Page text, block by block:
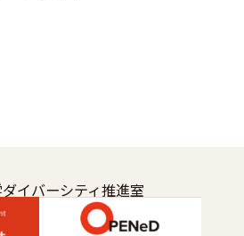
イバーシティ推進室